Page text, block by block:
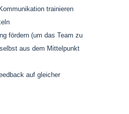
trainieren
fördern (um das Team zu
aus dem Mittelpunkt
auf gleicher